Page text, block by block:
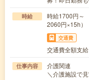
時給
時給1700円～
2060円×15h）
交通費
交通費全額支給
仕事内容
介護関連
＼介護施設で